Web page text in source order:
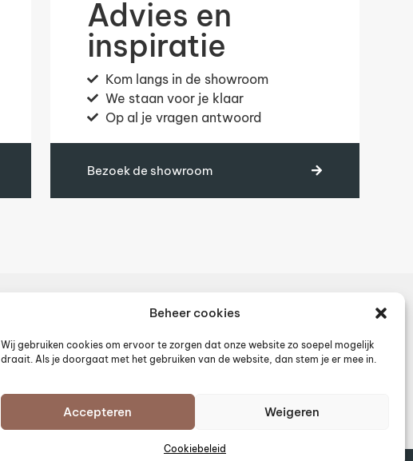
Beheer cookies
Wij gebruiken cookies om ervoor te zorgen dat onze website zo soepel mogelijk
draait. Als je doorgaat met het gebruiken van de website, dan stem je er mee in.
Accepteren Weigeren
Cookiebeleid
Advies en
inspiratie
Kom langs in de showroom
We staan voor je klaar
Op al je vragen antwoord
Bezoek de showroom
info@pronck.nl
033 246 1314
Pronck Store
In de media